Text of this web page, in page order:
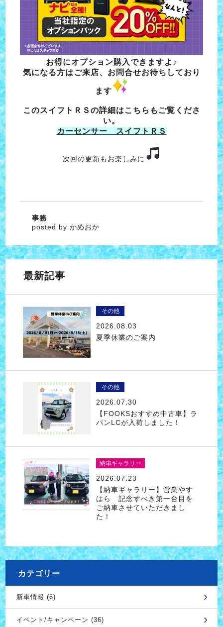
お得にオプション購入できますよ♪
気になる方はご来店、お問合せお待ちしており
ます
このスイフトＲＳの詳細はこちらもご覧くださ
い。
カーセンサー スイフトＲＳ
次回の更新もお楽しみに
事務
posted by かめおか
最新記事
その他
2026.08.03
夏季休業のご案内
その他
2026.07.30
【FOOKSおすすめ中古車】ラ
パンLCが入荷しました！
納車ギャラリー
2026.07.23
【納車ギャラリー】営業やす
はら 記念すべき第一台目を
ご納車させていただきまし
た！
カテゴリー
新車情報 (6)
イベント/キャンペーン (36)